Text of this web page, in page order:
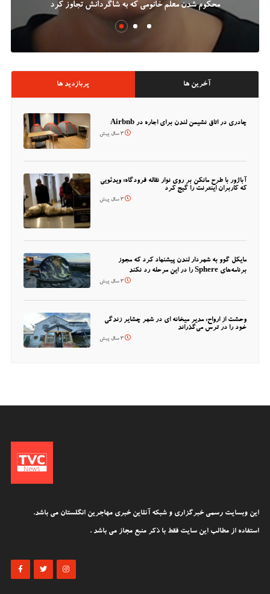
محکوم شدن معلم خانومی که به شاگردانش تجاوز کرد
پربازدید ها آخرین ها
چادری در اتاق نشیمن لندن برای اجاره در Airbnb
3 سال پیش
آباژور با طرح مانکن بر روی نوار نقاله فرودگاه؛ ویدئویی
که کاربران اینترنت را گیج کرد
3 سال پیش
مایکل گوو به شهردار لندن پیشنهاد کرد که مجوز
برنامه‌های Sphere را در این مرحله رد نکند
3 سال پیش
وحشت از ارواح: مدیر میخانه ای در شهر چشایر زندگی
خود را در ترس می‌گذراند
3 سال پیش
این وبسایت رسمی خبرگزاری و شبکه آنلاین خبری مهاجرین انگلستان می باشد.
استفاده از مطالب این سایت فقط با ذکر منبع مجاز می باشد .